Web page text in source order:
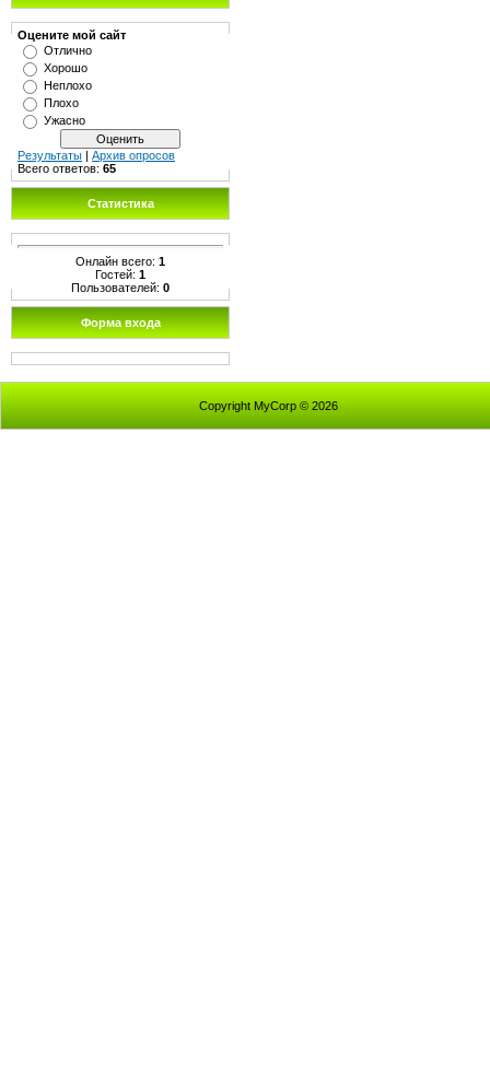
Оцените мой сайт
Отлично
Хорошо
Неплохо
Плохо
Ужасно
Результаты | Архив опросов
Всего ответов: 65
Статистика
Онлайн всего: 1
Гостей: 1
Пользователей: 0
Форма входа
Copyright MyCorp © 2026